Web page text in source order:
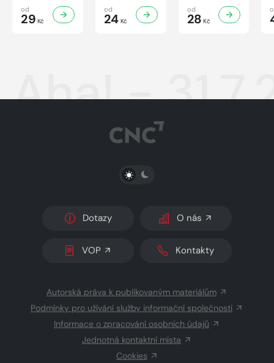
od
29 Kč
od
24Kč
od
28 Kč
Aha! -
PŘEPNOUT SVĚTLÝ/TMAVÝ REŽIM
Dotazy O nás
VOP Kontakty
Autorská práva k publikovaným materiálům
Podmínky pro užívání služby informační společnosti
Informace o zpracování osobních údajů
Jednotná kontaktní místa
Cookies